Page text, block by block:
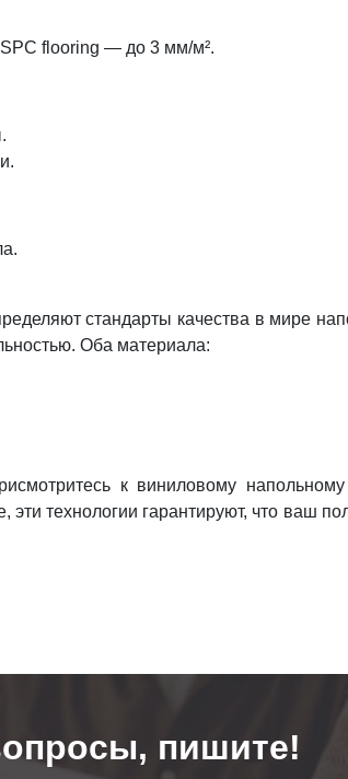
flooring — до 3 мм/м².
стандарты качества в мире
Оба материала:
к виниловому
технологии гарантируют, что ваш
пишите!